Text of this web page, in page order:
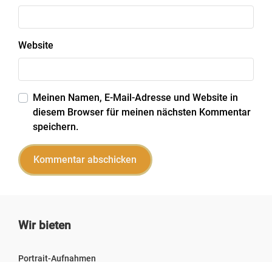
Website
Meinen Namen, E-Mail-Adresse und Website in
diesem Browser für meinen nächsten Kommentar
speichern.
Wir bieten
Portrait-Aufnahmen